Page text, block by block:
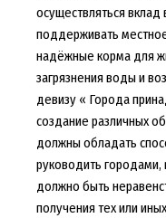
осуществляться
поддерживать
надёжные корма для
загрязнения воды и
девизу « Города
создание различных
должны обладать
руководить
должно быть
получения тех или